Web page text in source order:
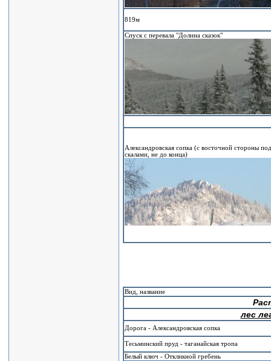
819м
Спуск с перевала "Долина сказок"
Александровская сопка (с восточной стороны под
скалами, не до конца)
Вид, название
лес
Дорога - Александровская сопка
Тесьминский пруд - таганайская тропа
Белый ключ - Откликной гребень